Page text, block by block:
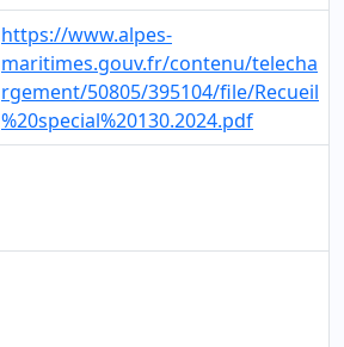
https://www.alpes-
maritimes.gouv.fr/contenu/telecha
rgement/50805/395104/file/Recueil
%20special%20130.2024.pdf